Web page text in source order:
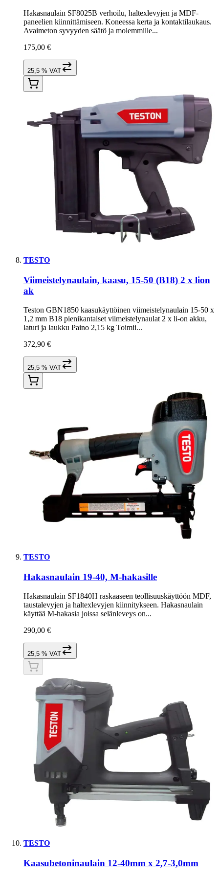
Hakasnaulain SF8025B verhoilu, haltexlevyjen ja MDF-
paneelien kiinnittämiseen. Koneessa kerta ja kontaktilaukaus.
Avaimeton syvyyden säätö ja molemmille...
175,00 €
25,5 % VAT
TESTO
Viimeistelynaulain, kaasu, 15-50 (B18) 2 x lion
ak
Teston GBN1850 kaasukäyttöinen viimeistelynaulain 15-50 x
1,2 mm B18 pienikantaiset viimeistelynaulat 2 x li-on akku,
laturi ja laukku Paino 2,15 kg Toimii...
372,90 €
25,5 % VAT
TESTO
Hakasnaulain 19-40, M-hakasille
Hakasnaulain SF1840H raskaaseen teollisuuskäyttöön MDF,
taustalevyjen ja haltexlevyjen kiinnitykseen. Hakasnaulain
käyttää M-hakasia joissa selänleveys on...
290,00 €
25,5 % VAT
TESTO
Kaasubetoninaulain 12-40mm x 2,7-3,0mm